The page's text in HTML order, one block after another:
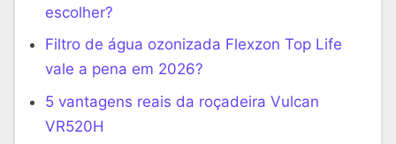
escolher?
Filtro de água ozonizada Flexzon Top Life
vale a pena em 2026?
5 vantagens reais da roçadeira Vulcan
VR520H